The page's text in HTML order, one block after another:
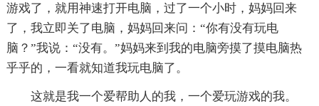
游戏了，就用神速打开电脑，过了一个小时，妈妈回来
了，我立即关了电脑，妈妈回来问：“你有没有玩电
脑？”我说：“没有。”妈妈来到我的电脑旁摸了摸电脑热
乎乎的，一看就知道我玩电脑了。
这就是我一个爱帮助人的我，一个爱玩游戏的我。